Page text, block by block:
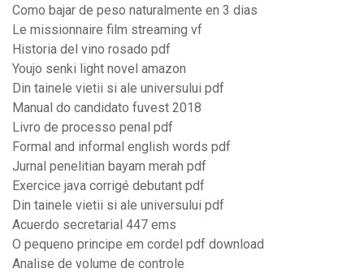
Como bajar de peso naturalmente en 3 dias
Le missionnaire film streaming vf
Historia del vino rosado pdf
Youjo senki light novel amazon
Din tainele vietii si ale universului pdf
Manual do candidato fuvest 2018
Livro de processo penal pdf
Formal and informal english words pdf
Jurnal penelitian bayam merah pdf
Exercice java corrigé debutant pdf
Din tainele vietii si ale universului pdf
Acuerdo secretarial 447 ems
O pequeno principe em cordel pdf download
Analise de volume de controle